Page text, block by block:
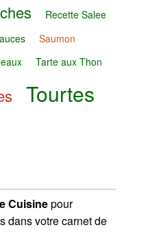
Recette Salee
Saumon
Tarte aux Thon
Tourtes
Cuisinepour
dans votre carnet de